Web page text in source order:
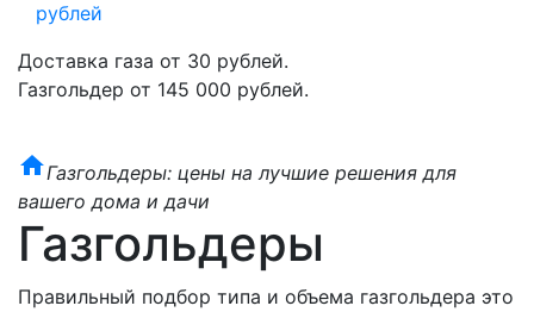
рублей
Доставка газа от 30 рублей.
Газгольдер от 145 000 рублей.
homeГазгольдеры: цены на лучшие решения для
вашего дома и дачи
Газгольдеры
Правильный подбор типа и объема газгольдера это